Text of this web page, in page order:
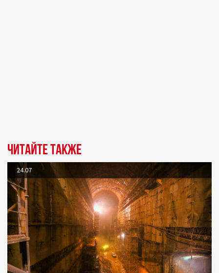
Читайте также
24.07